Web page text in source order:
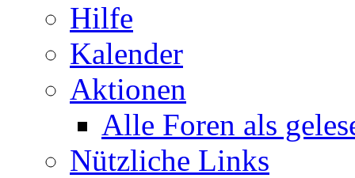
Hilfe
Kalender
Aktionen
Alle Foren als
Nützliche Links